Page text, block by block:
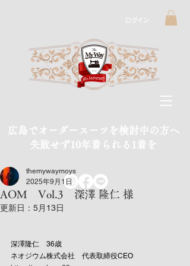
ログイン
広島でオーダースーツを検討中の方へ
​失敗せず10年着られる1着を
AOM Vol.3 深澤 隆仁 様
themywaymoys
2025年9月1日
更新日： 5月13日
深澤隆仁　36歳
ネオジウム株式会社　代表取締役CEO